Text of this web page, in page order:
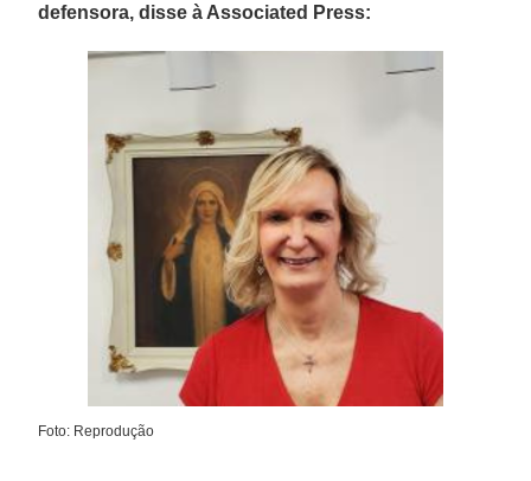
defensora, disse à Associated Press:
Foto: Reprodução